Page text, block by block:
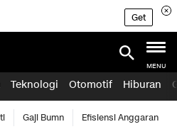
Get
MENU
Teknologi Otomotif Hiburan
Gaji Bumn Efisiensi Anggaran